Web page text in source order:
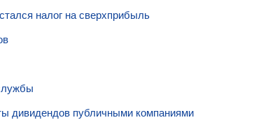
налог на сверхприбыль
дивидендов публичными компаниями